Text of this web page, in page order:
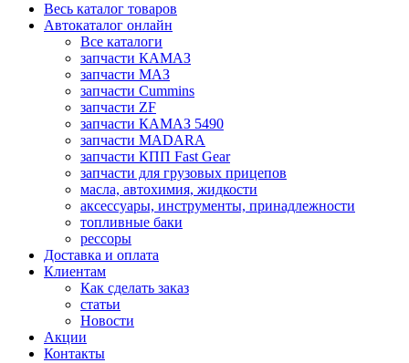
Весь каталог товаров
Автокаталог онлайн
Все каталоги
запчасти КАМАЗ
запчасти МАЗ
запчасти Cummins
запчасти ZF
запчасти КАМАЗ 5490
запчасти MADARA
запчасти КПП Fast Gear
запчасти для грузовых прицепов
масла, автохимия, жидкости
аксессуары, инструменты, принадлежности
топливные баки
рессоры
Доставка и оплата
Клиентам
Как сделать заказ
статьи
Новости
Акции
Контакты